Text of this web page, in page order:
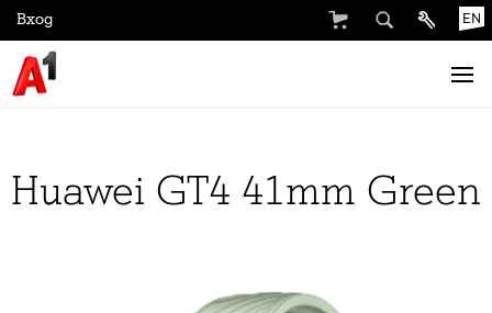
EN
Вход
Huawei GT4 41mm Green